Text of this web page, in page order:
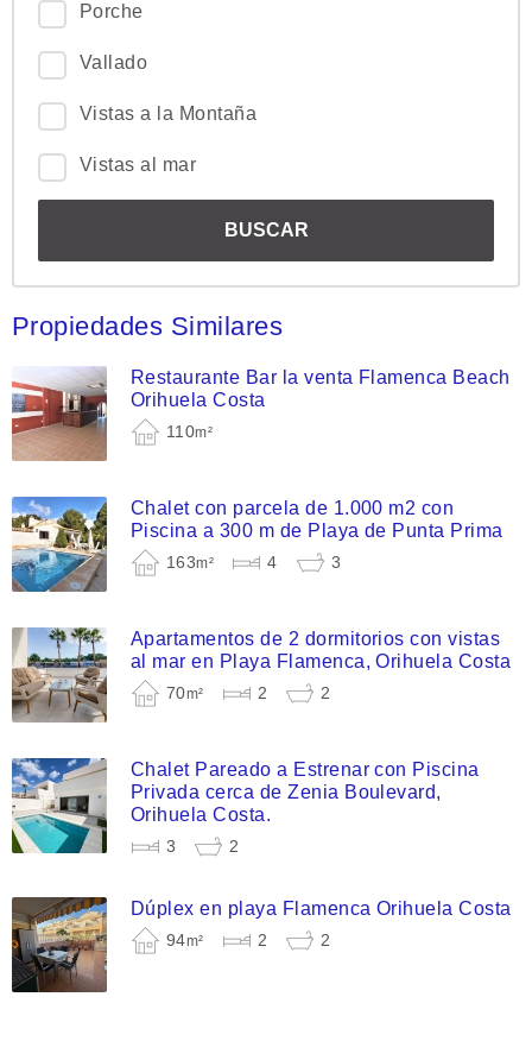
Porche
Vallado
Vistas a la Montaña
Vistas al mar
Propiedades Similares
Restaurante Bar la venta Flamenca Beach
Orihuela Costa
110m²
Chalet con parcela de 1.000 m2 con
Piscina a 300 m de Playa de Punta Prima
163m² 4 3
Apartamentos de 2 dormitorios con vistas
al mar en Playa Flamenca, Orihuela Costa
70m² 2 2
Chalet Pareado a Estrenar con Piscina
Privada cerca de Zenia Boulevard,
Orihuela Costa.
3 2
Dúplex en playa Flamenca Orihuela Costa
94m² 2 2